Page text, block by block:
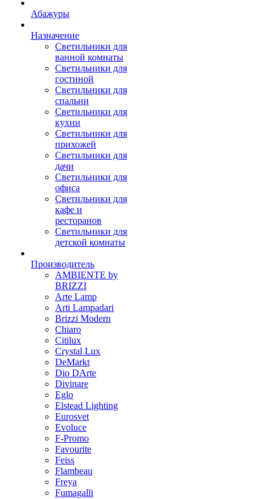
Абажуры
Назначение
Светильники для
ванной комнаты
Светильники для
гостиной
Светильники для
спальни
Светильники для
кухни
Светильники для
прихожей
Светильники для
дачи
Светильники для
офиса
Светильники для
кафе и
ресторанов
Светильники для
детской комнаты
Производитель
AMBIENTE by
BRIZZI
Arte Lamp
Arti Lampadari
Brizzi Modern
Chiaro
Citilux
Crystal Lux
DeMarkt
Dio DArte
Divinare
Eglo
Elstead Lighting
Eurosvet
Evoluce
F-Promo
Favourite
Feiss
Flambeau
Freya
Fumagalli